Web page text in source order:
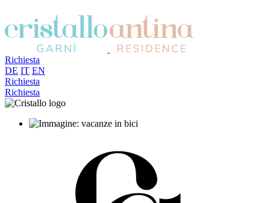
Richiesta
DE IT EN
Richiesta
Richiesta